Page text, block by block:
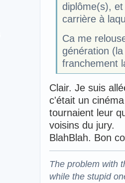
diplôme(s),
carrière à
Ca me
génération
franchement
Clair. Je suis
c'était un
tournaient leur
voisins du jury.
BlahBlah. Bon
The problem with
while the stupid